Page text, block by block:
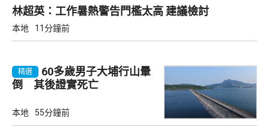
林超英：工作暑熱警告門檻太高 建議檢討
本地 11分鐘前
精選
60多歲男子大埔行山暈
倒 其後證實死亡
本地 55分鐘前